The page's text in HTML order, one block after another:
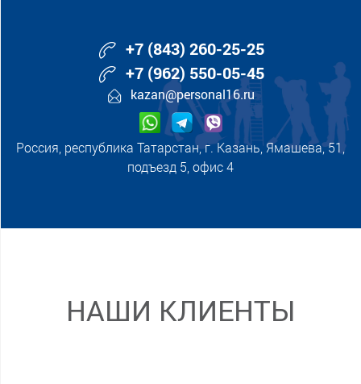
+7 (843) 260-25-25
+7 (962) 550-05-45
kazan@personal16.ru
Россия, республика Татарстан, г. Казань, Ямашева, 51,
подъезд 5, офис 4
НАШИ КЛИЕНТЫ